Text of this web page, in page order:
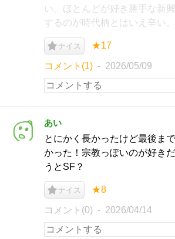
い。ほとんどが好き勝手な新
するのが時代柄とはいえ辛い。
ナイス ★17
コメント(1) 2026/05/09
あい
とにかく長かったけど最後ま
かった！宗教っぽいのが好き
うとSF？
ナイス ★8
コメント(0) 2026/04/14